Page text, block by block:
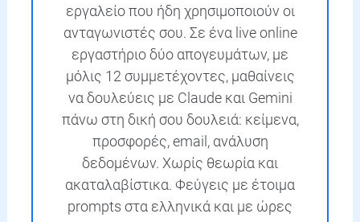
εργαλείο που ήδη χρησιμοποιούν οι
ανταγωνιστές σου. Σε ένα live online
εργαστήριο δύο απογευμάτων, με
μόλις 12 συμμετέχοντες, μαθαίνεις
να δουλεύεις με Claude και Gemini
πάνω στη δική σου δουλειά: κείμενα,
προσφορές, email, ανάλυση
δεδομένων. Χωρίς θεωρία και
ακαταλαβίστικα. Φεύγεις με έτοιμα
prompts στα ελληνικά και με ώρες